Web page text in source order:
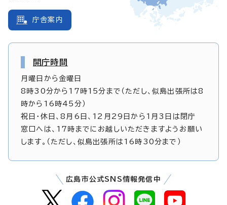
庁舎案内
開庁時間
月曜日から金曜日
8時30分から17時15分まで（ただし、似島出張所は8
時から16時45分）
祝日・休日、8月6日、12月29日から1月3日は閉庁
窓口へは、17時までにお越しいただきますようお願い
します。（ただし、似島出張所は16時30分まで）
広島市公式SNS情報発信中